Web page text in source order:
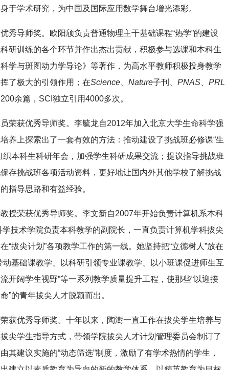
于学术研究，为中国及国际应用数学舞台增光添彩。
秀导师奖。欧阳颀负责普通物理主干基础课程“热学”的建设
研训练的各个环节并作出杰出贡献，积极参与选课和本科生
学与斑图动力学导论》等著作，为高水平教师积极投身教学
了极大的引领作用；在Science Nature子刊、 PNAS
PRL
余篇，SCI独立引用4000多次。
荣获优秀导师奖。李毓龙自2012年加入北京大学生命科学强
养上探索出了一套有效的方法：推动建设了挑战班必修课“生
织本科生科研年会，加强学生科研成果交流；提议指导挑战班
存挑战班各项活动资料，更好地让国内外其他学校了解挑战
指导思路和有益经验。
授荣获优秀导师奖。李文新自2007年开始负责计算机系本科
技术学院负责本科教学的副院长，一直负责计算机学科拔尖
“拔尖计划”各项教学工作的第一线。她坚持把“立德树人”放在
动基础课教学、以科研引领专业课教学、以小班课促进师生互
开阔学生视野”等一系列教学质量提升工程，使那些“以迎接
”的青年拔尖人才脱颖而出。
获优秀导师奖。十年以来，陶澍一直工作在拔尖学生培养与
尖学生指导方式，带领学院拔尖人才计划管理委员会制订了
其建议实施的“动态筛选”制度，激励了有学术热情的学生，